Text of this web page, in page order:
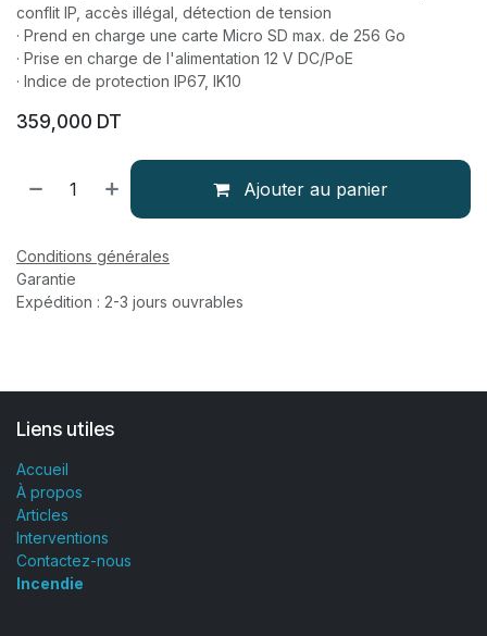
conflit IP, accès illégal, détection de tension
· Prend en charge une carte Micro SD max. de 256 Go
· Prise en charge de l'alimentation 12 V DC/PoE
· Indice de protection IP67, IK10
359,000 DT
Ajouter au panier
Conditions générales
Garantie
Expédition : 2-3 jours ouvrables
Liens utiles
Accueil
À propos
Articles
Interventions
Contactez-nous
Incendie